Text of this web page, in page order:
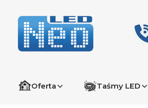
Oferta Taśmy LED